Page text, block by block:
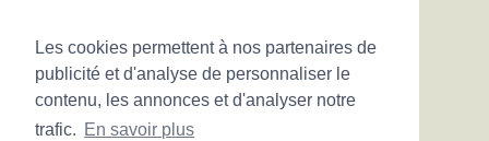
Les cookies permettent à nos partenaires de
publicité et d'analyse de personnaliser le
contenu, les annonces et d'analyser notre
trafic. En savoir plus